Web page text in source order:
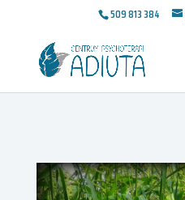
509 813 384